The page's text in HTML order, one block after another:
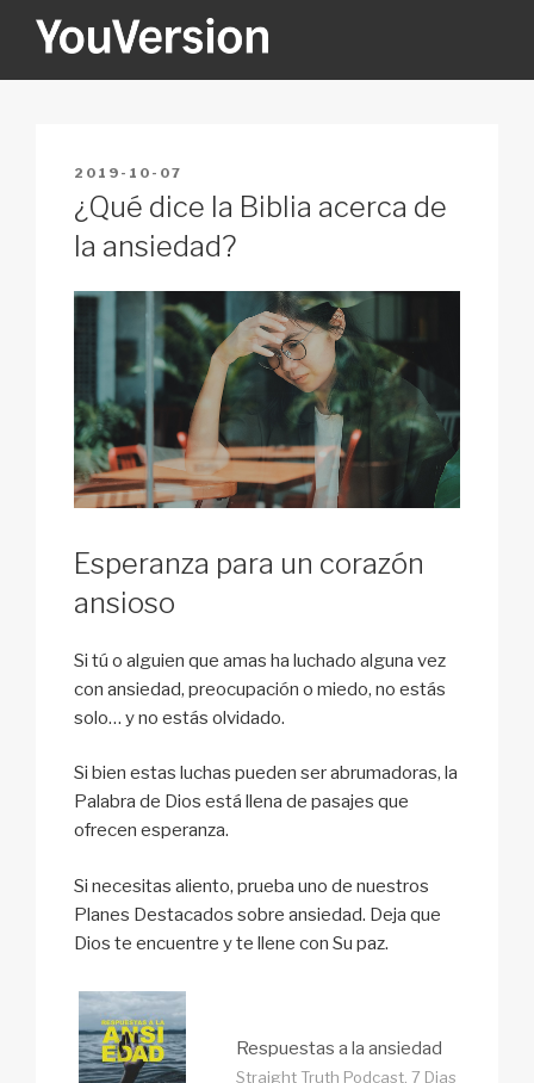
YOUVERSION
POSTED
ON
2019-10-07
¿Qué dice la Biblia acerca de
la ansiedad?
Esperanza para un corazón
ansioso
Si tú o alguien que amas ha luchado alguna vez
con ansiedad, preocupación o miedo, no estás
solo… y no estás olvidado.
Si bien estas luchas pueden ser abrumadoras, la
Palabra de Dios está llena de pasajes que
ofrecen esperanza.
Si necesitas aliento, prueba uno de nuestros
Planes Destacados sobre ansiedad. Deja que
Dios te encuentre y te llene con Su paz.
Respuestas a la ansiedad
Straight Truth Podcast, 7 Dias